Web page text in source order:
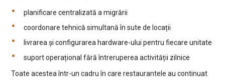
planificare centralizată a migrării
coordonare tehnică simultană în sute de locații
livrarea și configurarea hardware-ului pentru fiecare unitate
suport operațional fără întreruperea activității zilnice
Toate acestea într-un cadru în care restaurantele au continuat